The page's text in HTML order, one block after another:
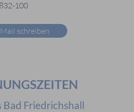
100
schreiben
Bad Friedrichshall